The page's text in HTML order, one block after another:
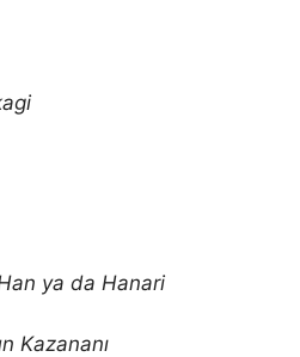
ya da Hanari
Kazananı